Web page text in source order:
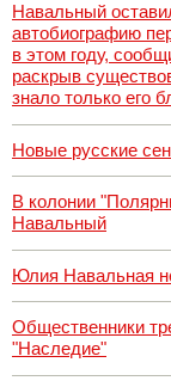
Навальный
автобиографию
в этом году,
раскрыв
знало только его
Новые русские
В колонии
Навальный
Юлия Навальная
Общественники
"Наследие"